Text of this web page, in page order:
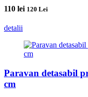
110 lei 120 Lei
detalii
Paravan detasabil
cm